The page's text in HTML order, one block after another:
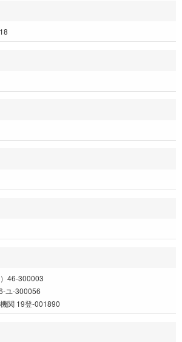
46-300003
ユ-300056
関 19登-001890